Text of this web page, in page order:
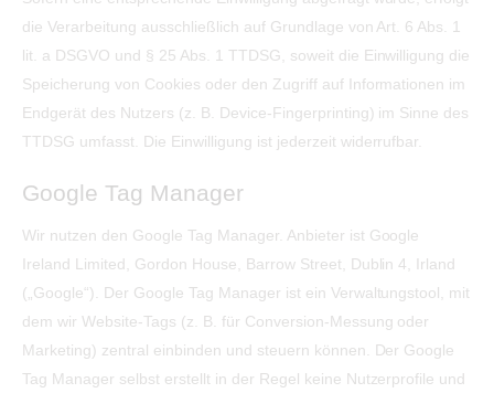
die Verarbeitung ausschließlich auf Grundlage von Art. 6 Abs. 1
lit. a DSGVO und § 25 Abs. 1 TTDSG, soweit die Einwilligung die
Speicherung von Cookies oder den Zugriff auf Informationen im
Endgerät des Nutzers (z. B. Device-Fingerprinting) im Sinne des
TTDSG umfasst. Die Einwilligung ist jederzeit widerrufbar.
Google Tag Manager
Wir nutzen den Google Tag Manager. Anbieter ist Google
Ireland Limited, Gordon House, Barrow Street, Dublin 4, Irland
(„Google“). Der Google Tag Manager ist ein Verwaltungstool, mit
dem wir Website-Tags (z. B. für Conversion-Messung oder
Marketing) zentral einbinden und steuern können. Der Google
Tag Manager selbst erstellt in der Regel keine Nutzerprofile und